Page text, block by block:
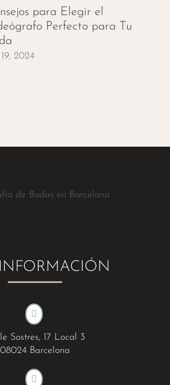
para Elegir el
Perfecto para Tu
19, 2024

Sostres, 17 Local 3
08024 Barcelona
